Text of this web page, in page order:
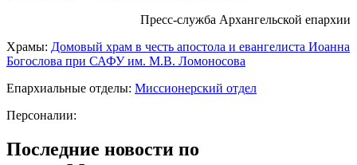
Пресс-служба Архангельской епархии
Храмы: Домовый храм в честь апостола и евангелиста Иоанна
Богослова при САФУ им. М.В. Ломоносова
Епархиальные отделы: Миссионерский отдел
Персоналии:
Последние новости по